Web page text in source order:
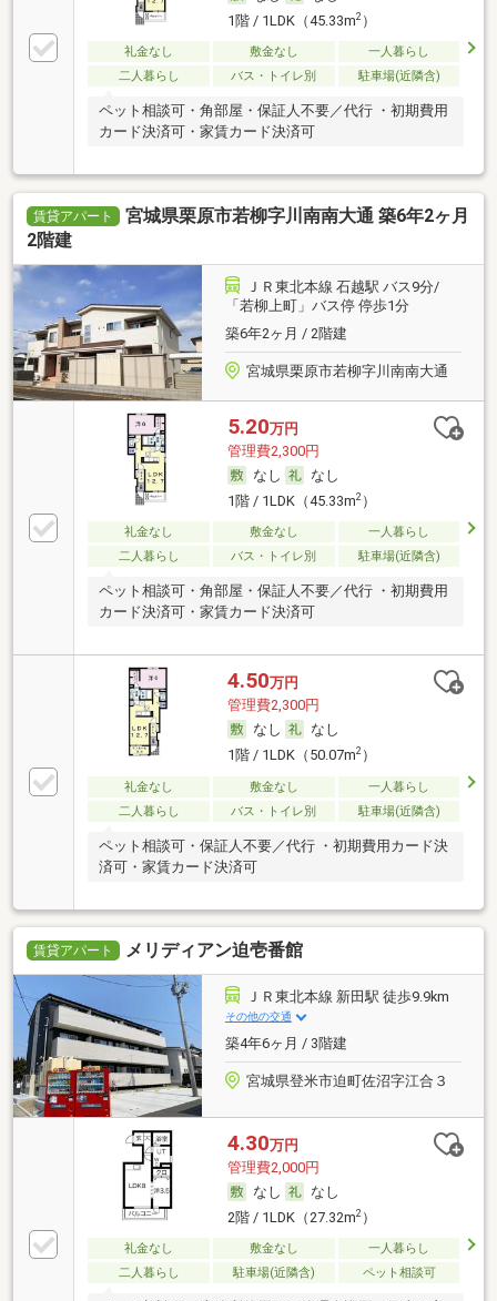
1階 / 1LDK（45.33m2）
礼金なし 敷金なし
一人暮らし
二人暮らし
バス・トイレ別 駐車場(近隣含)
ペット相談可・角部屋・保証人不要／代行 ・初期費用
カード決済可・家賃カード決済可
賃貸アパート
宮城県栗原市若柳字川南南大通 築6年2ヶ月
2階建
ＪＲ東北本線 石越駅 バス9分/
「若柳上町」バス停 停歩1分
築6年2ヶ月 / 2階建
宮城県栗原市若柳字川南南大通
5.20万円
管理費2,300円
なし
なし
1階 / 1LDK（45.33m2）
礼金なし 敷金なし
一人暮らし
二人暮らし
バス・トイレ別 駐車場(近隣含)
ペット相談可・角部屋・保証人不要／代行 ・初期費用
カード決済可・家賃カード決済可
4.50万円
管理費2,300円
なし
なし
1階 / 1LDK（50.07m2）
礼金なし 敷金なし
一人暮らし
二人暮らし
バス・トイレ別 駐車場(近隣含)
ペット相談可・保証人不要／代行 ・初期費用カード決
済可・家賃カード決済可
賃貸アパート メリディアン迫壱番館
ＪＲ東北本線 新田駅 徒歩9.9km
その他の交通
築4年6ヶ月 / 3階建
宮城県登米市迫町佐沼字江合３
4.30万円
管理費2,000円
なし
なし
2階 / 1LDK（27.32m2）
礼金なし 敷金なし
一人暮らし
二人暮らし
駐車場(近隣含) ペット相談可